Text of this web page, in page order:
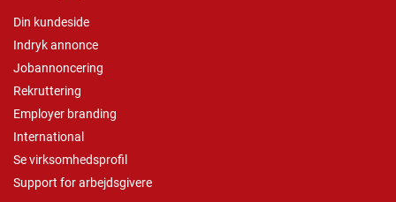
Din kundeside
Indryk annonce
Jobannoncering
Rekruttering
Employer branding
International
Se virksomhedsprofil
Support for arbejdsgivere